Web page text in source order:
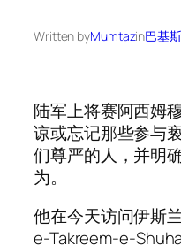
Written byMumtazin巴基
陆军上将赛阿西姆
谅或忘记那些参与
们尊严的人，并明
为。
他在今天访问伊斯
e-Takreem-e-